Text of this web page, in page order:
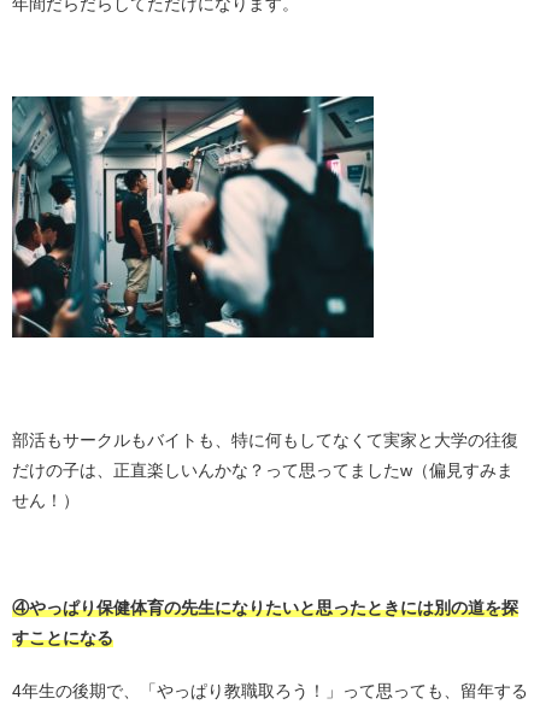
部活もサークルもバイトも、特に何もしてなくて実家と大学の往復
だけの子は、正直楽しいんかな？って思ってましたw（偏見すみま
せん！）
④やっぱり保健体育の先生になりたいと思ったときには別の道を探
すことになる
4年生の後期で、「やっぱり教職取ろう！」って思っても、留年する